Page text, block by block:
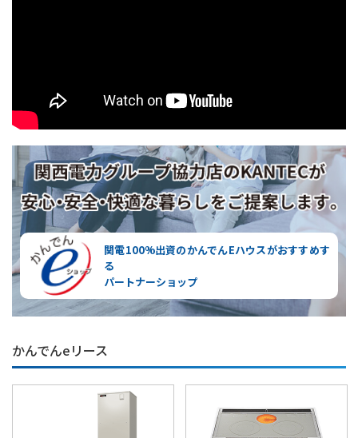
関電100%出資のかんでんEハウスがおすすめす
る
パートナーショップ
かんでんeリース